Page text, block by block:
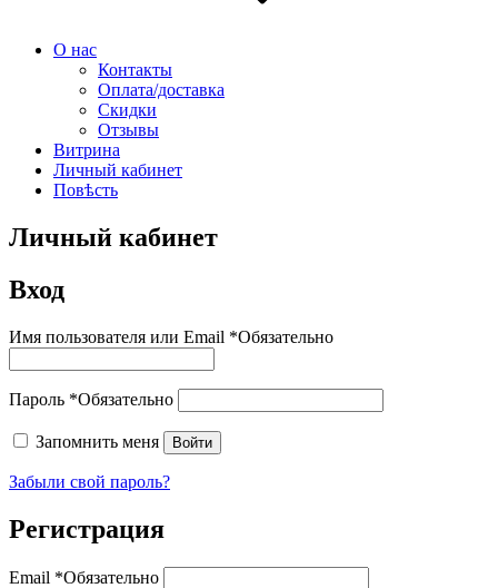
О нас
Контакты
Оплата/доставка
Скидки
Отзывы
Витрина
Личный кабинет
Повѣсть
Личный кабинет
Вход
Имя пользователя или Email *Обязательно
Пароль *Обязательно
Запомнить меня Войти
Забыли свой пароль?
Регистрация
Email *Обязательно